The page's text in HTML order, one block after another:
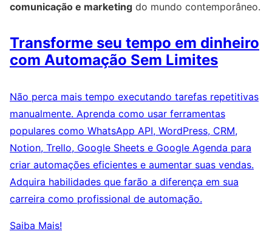
comunicação e marketing do mundo contemporâneo.
Transforme seu tempo em dinheiro
com Automação Sem Limites
Não perca mais tempo executando tarefas repetitivas
manualmente. Aprenda como usar ferramentas
populares como WhatsApp API, WordPress, CRM,
Notion, Trello, Google Sheets e Google Agenda para
criar automações eficientes e aumentar suas vendas.
Adquira habilidades que farão a diferença em sua
carreira como profissional de automação.
Saiba Mais!